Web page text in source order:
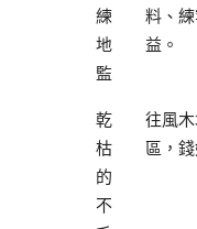
練
地
監
料、
益。
乾
枯
的
不
往風
區，